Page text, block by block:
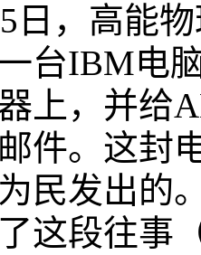
日，高能
台IBM电
上，并给
件。这封
民发出的
这段往事